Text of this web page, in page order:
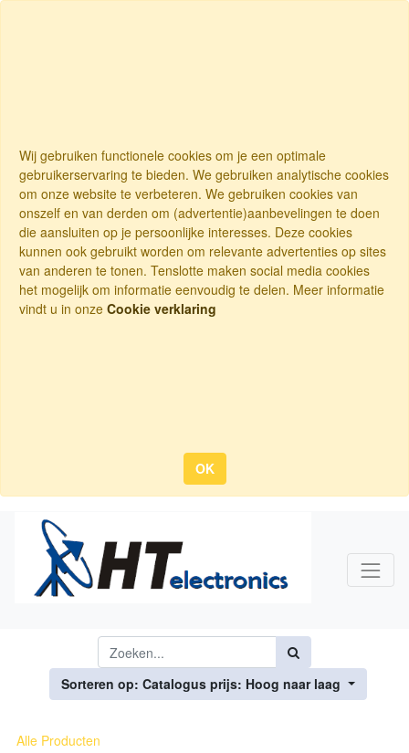
Wij gebruiken functionele cookies om je een optimale
gebruikerservaring te bieden. We gebruiken analytische cookies
om onze website te verbeteren. We gebruiken cookies van
onszelf en van derden om (advertentie)aanbevelingen te doen
die aansluiten op je persoonlijke interesses. Deze cookies
kunnen ook gebruikt worden om relevante advertenties op sites
van anderen te tonen. Tenslotte maken social media cookies
het mogelijk om informatie eenvoudig te delen. Meer informatie
vindt u in onze Cookie verklaring
OK
Sorteren op: Catalogus prijs: Hoog naar laag
Alle Producten